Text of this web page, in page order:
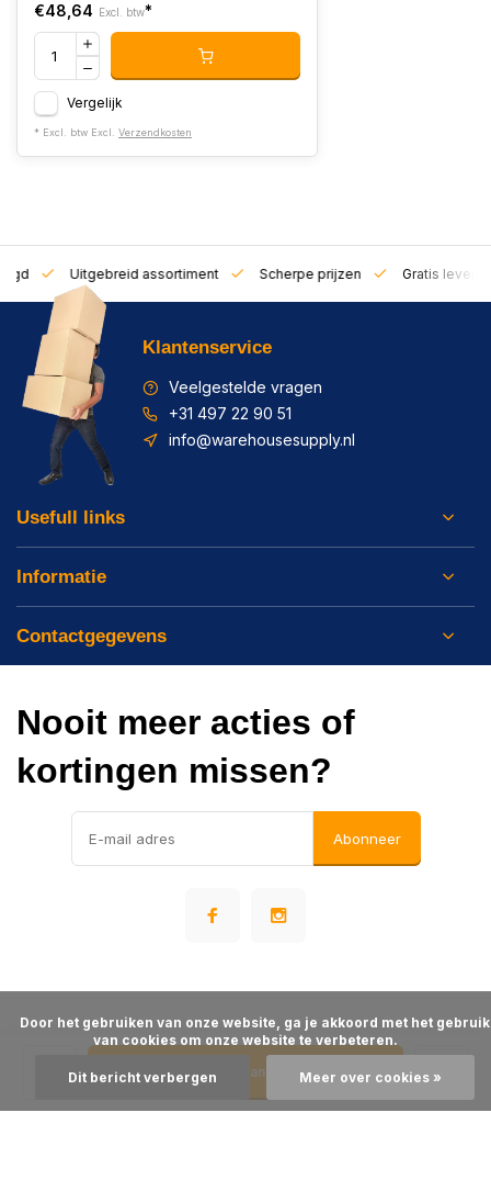
Toevoegen aan winkelwagen
€48,64 Excl. btw*
Vergelijk
* Excl. btw Excl. Verzendkosten
Uitgebreid assortiment Scherpe prijzen Gratis
Klantenservice
Veelgestelde vragen
+31 497 22 90 51
info@warehousesupply.nl
Usefull links
Informatie
Contactgegevens
Nooit meer acties of
kortingen missen?
Abonneer
Algemene voorwaarden Disclaimer Privacy Policy Sitemap
© Warehousesupply- Theme made byWebdinge
van cookies om onze website te verbeteren.
Dit bericht verbergen Meer over cookies »